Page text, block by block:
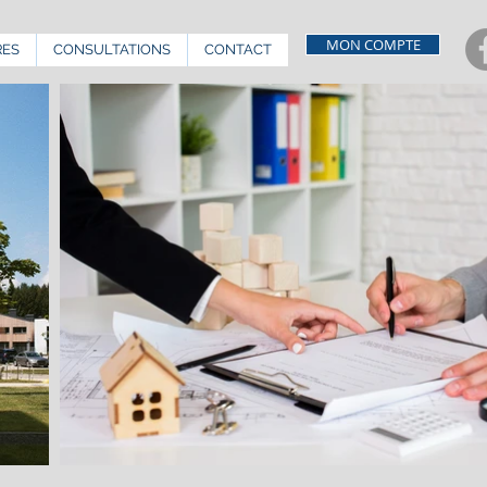
CONSULTATIONS CONTACT MON COMPTE